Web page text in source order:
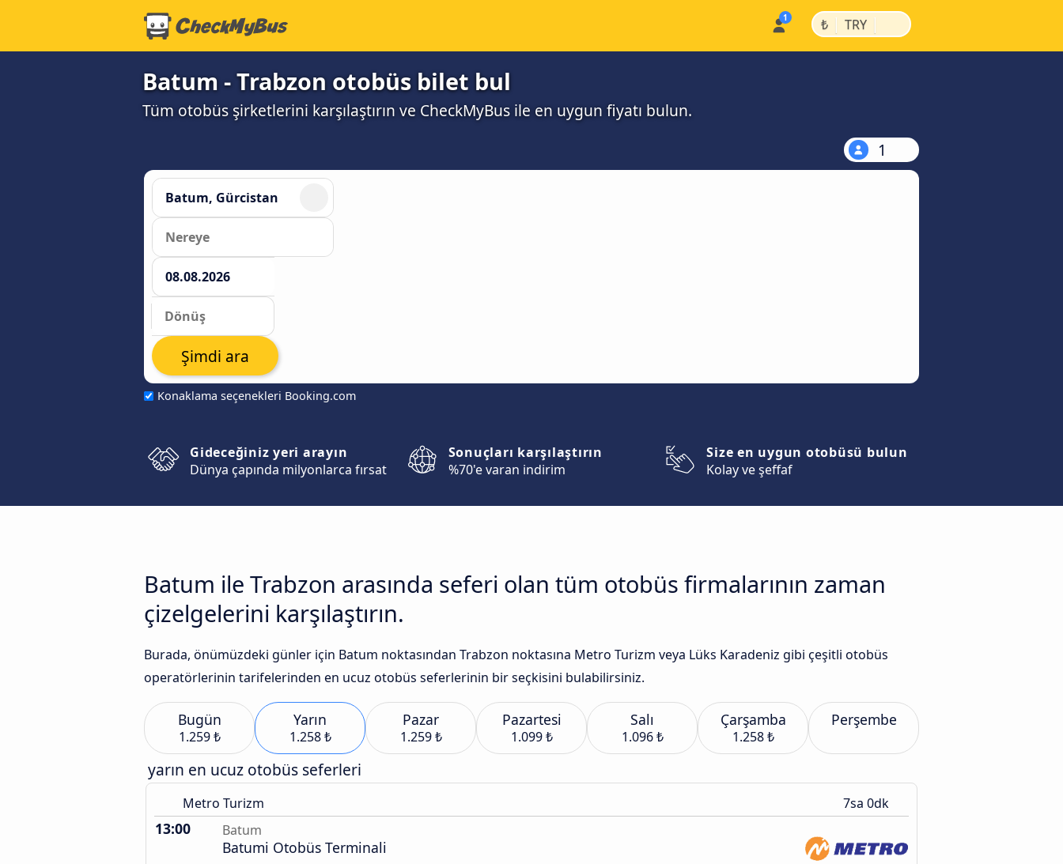
₺ | TRY |
Batum - Trabzon otobüs bilet bul
Tüm otobüs şirketlerini karşılaştırın ve CheckMyBus ile en uygun fiyatı bulun.
1
Konaklama seçenekleri Booking.com
Şimdi ara
Gideceğiniz yeri arayın
Dünya çapında milyonlarca fırsat
Sonuçları karşılaştırın
%70'e varan indirim
Size en uygun otobüsü bulun
Kolay ve şeffaf
Batum ile Trabzon arasında seferi olan tüm otobüs firmalarının zaman
çizelgelerini karşılaştırın.
Burada, önümüzdeki günler için Batum noktasından Trabzon noktasına Metro Turizm veya Lüks Karadeniz gibi çeşitli otobüs
operatörlerinin tarifelerinden en ucuz otobüs seferlerinin bir seçkisini bulabilirsiniz.
Bugün
1.259 ₺
Yarın
1.258 ₺
Pazar
1.259 ₺
Pazartesi
1.099 ₺
Salı
1.096 ₺
Çarşamba
1.258 ₺
Perşembe
yarın en ucuz otobüs seferleri
Metro Turizm 7sa 0dk
13:00 Batum
Batumi Otobüs Terminali